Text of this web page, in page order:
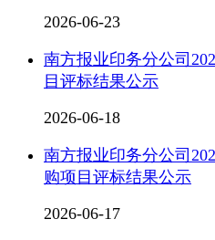
2026-06-23
南方报业印务分公司
目评标结果公示
2026-06-18
南方报业印务分公司
购项目评标结果公示
2026-06-17